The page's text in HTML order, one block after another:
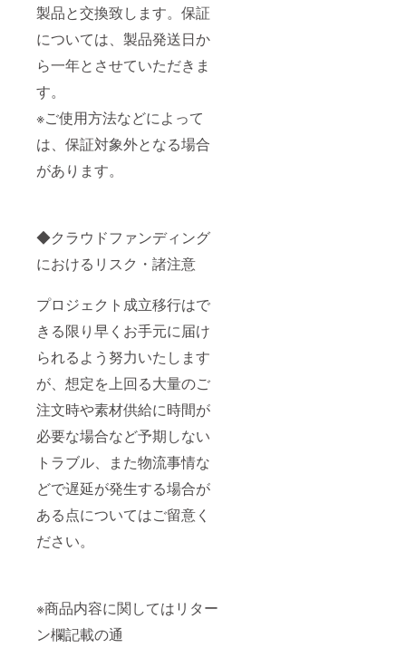
製品と交換致します。保証
については、製品発送日か
ら一年とさせていただきま
す。
※ご使用方法などによって
は、保証対象外となる場合
があります。
◆クラウドファンディング
におけるリスク・諸注意
プロジェクト成立移行はで
きる限り早くお手元に届け
られるよう努力いたします
が、想定を上回る大量のご
注文時や素材供給に時間が
必要な場合など予期しない
トラブル、また物流事情な
どで遅延が発生する場合が
ある点についてはご留意く
ださい。
※商品内容に関してはリター
ン欄記載の通